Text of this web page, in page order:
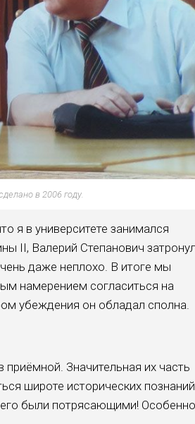
в 2006 году.
я в университе­те занимался
II, Валерий Степанович
даже неплохо. В ито­ге мы
намерени­ем согласиться на
убеждения он обладал сполна.
приёмной. Зна­чительная их часть
широте исторических познаний
были потрясаю­щими! Особенно